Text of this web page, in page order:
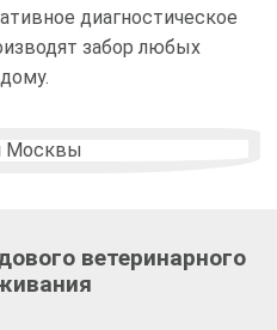
диагностическое
забор любых
ветеринарного